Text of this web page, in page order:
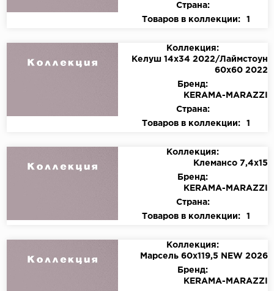
Страна:
Товаров в коллекции:
1
Коллекция:
Келуш 14х34 2022/Лаймстоун
60х60 2022
Бренд:
KЕRАМА-МАRАZZI
Страна:
Товаров в коллекции:
1
Коллекция:
Клемансо 7,4х15
Бренд:
KЕRАМА-МАRАZZI
Страна:
Товаров в коллекции:
1
Коллекция:
Марсель 60х119,5 NEW 2026
Бренд:
KЕRАМА-МАRАZZI